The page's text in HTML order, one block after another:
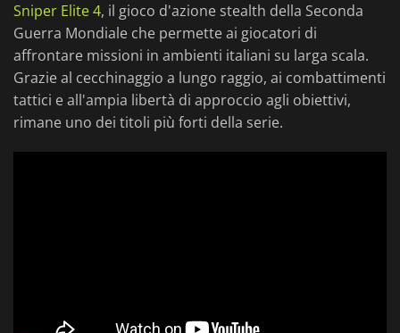
Sniper Elite 4, il gioco d'azione stealth della Seconda
Guerra Mondiale che permette ai giocatori di
affrontare missioni in ambienti italiani su larga scala.
Grazie al cecchinaggio a lungo raggio, ai combattimenti
tattici e all'ampia libertà di approccio agli obiettivi,
rimane uno dei titoli più forti della serie.